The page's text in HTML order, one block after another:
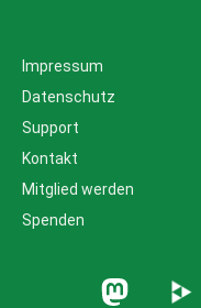
Impressum
Datenschutz
Support
Kontakt
Mitglied werden
Spenden